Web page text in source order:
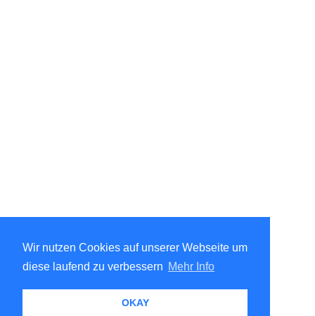
Wir nutzen Cookies auf unserer Webseite um
diese laufend zu verbessern Mehr Info
OKAY